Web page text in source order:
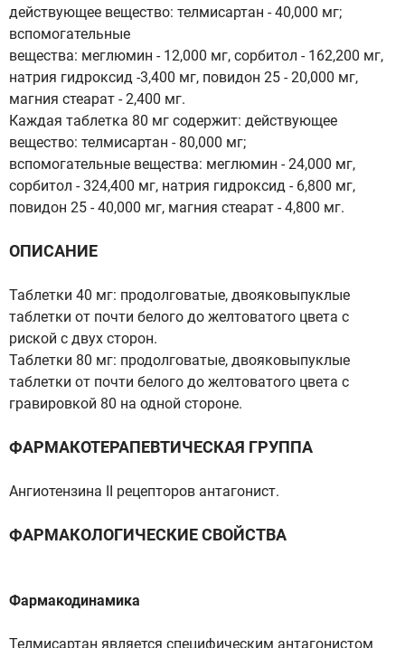
действующее вещество: телмисартан - 40,000 мг;
вспомогательные
вещества: меглюмин - 12,000 мг, сорбитол - 162,200 мг,
натрия гидроксид -3,400 мг, повидон 25 - 20,000 мг,
магния стеарат - 2,400 мг.
Каждая таблетка 80 мг содержит: действующее
вещество: телмисартан - 80,000 мг;
вспомогательные вещества: меглюмин - 24,000 мг,
сорбитол - 324,400 мг, натрия гидроксид - 6,800 мг,
повидон 25 - 40,000 мг, магния стеарат - 4,800 мг.
ОПИСАНИЕ
Таблетки 40 мг: продолговатые, двояковыпуклые
таблетки от почти белого до желтоватого цвета с
риской с двух сторон.
Таблетки 80 мг: продолговатые, двояковыпуклые
таблетки от почти белого до желтоватого цвета с
гравировкой 80 на одной стороне.
ФАРМАКОТЕРАПЕВТИЧЕСКАЯ ГРУППА
Ангиотензина II рецепторов антагонист.
ФАРМАКОЛОГИЧЕСКИЕ СВОЙСТВА
Фармакодинамика
Телмисартан является специфическим антагонистом